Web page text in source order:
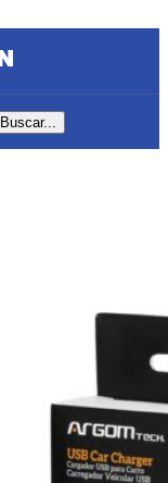
Buscar...